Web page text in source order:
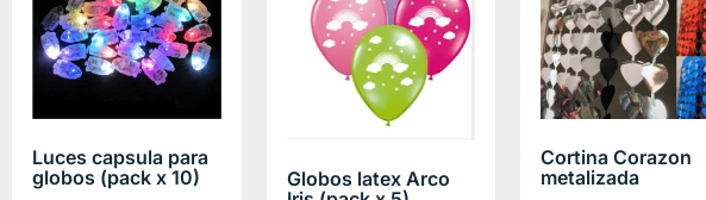
Luces capsula para
globos (pack x 10)
Globos latex Arco
Cortina Corazon
metalizada